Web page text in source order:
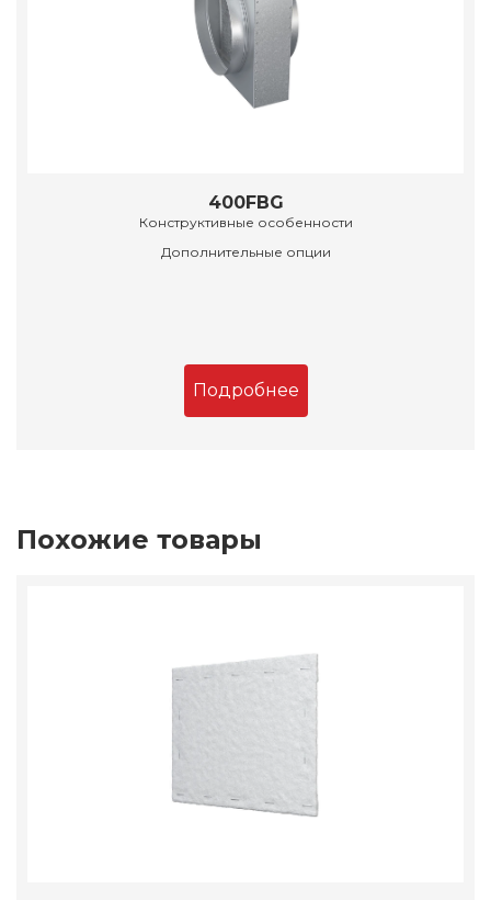
400FBG
Конструктивные особенности
Дополнительные опции
Подробнее
Похожие товары